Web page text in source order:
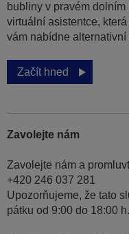
bubliny v pravém
virtuální asistentce,
vám nabídne
Začít hned
Zavolejte nám
Zavolejte nám a
+420 246 037 281
Upozorňujeme, že tato
pátku od 9:00 do 18:00